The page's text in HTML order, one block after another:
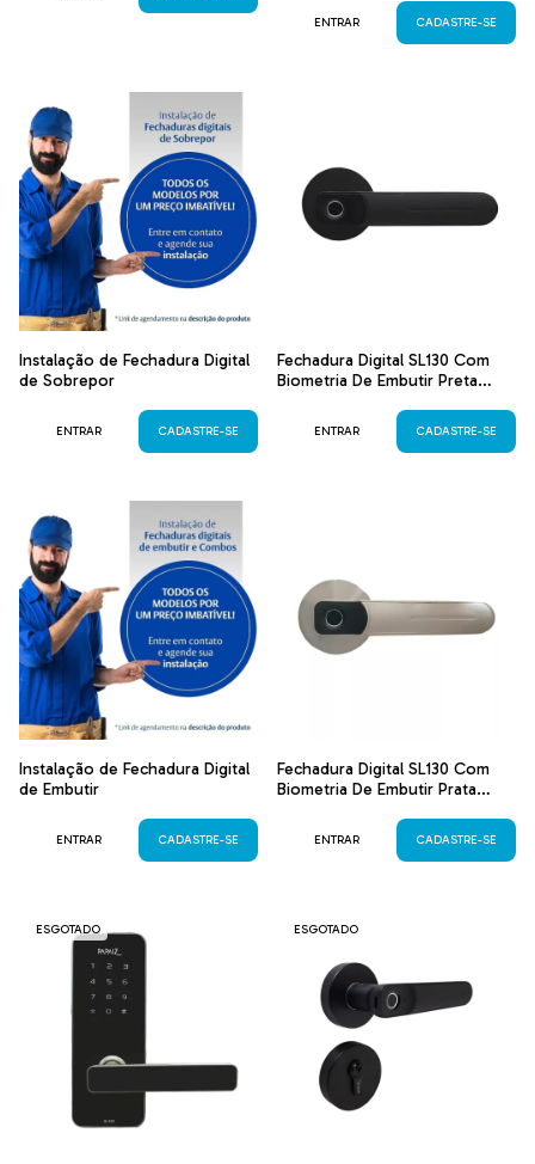
ENTRAR CADASTRE-SE
Instalação de Fechadura Digital
de Sobrepor
ENTRAR CADASTRE-SE
Fechadura Digital SL130 Com
Biometria De Embutir Preta
ENTRAR CADASTRE-SE
Instalação de Fechadura Digital
de Embutir
ENTRAR CADASTRE-SE
Fechadura Digital SL130 Com
Biometria De Embutir Prata
ENTRAR CADASTRE-SE
ESGOTADO ESGOTADO